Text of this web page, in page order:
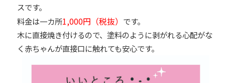
スです。
料金は一カ所1,000円（税抜） です。
木に直接焼き付けるので、塗料のように剥がれる心配がな
く赤ちゃんが直接口に触れても安心です。